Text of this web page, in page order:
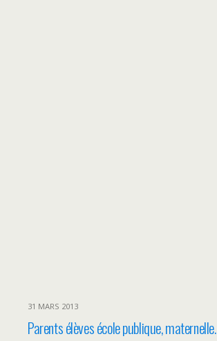
31 MARS 2013
Parents élèves école publique, maternelle.